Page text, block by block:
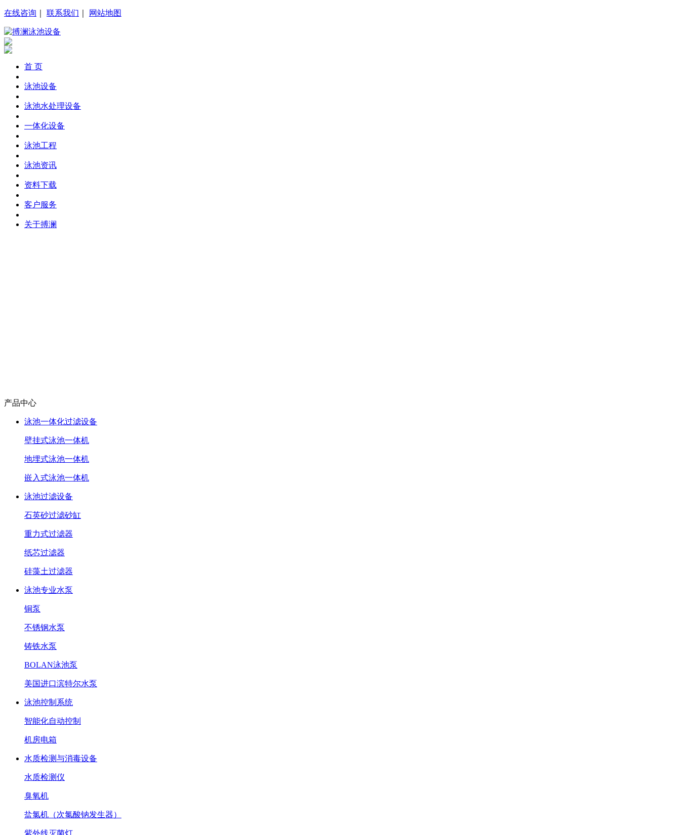
在线咨询 联系我们 网站地图
首 页
泳池设备
泳池水处理设备
一体化设备
泳池工程
泳池资讯
资料下载
客户服务
关于搏澜
产品中心
泳池一体化过滤设备
壁挂式泳池一体机
地埋式泳池一体机
嵌入式泳池一体机
泳池过滤设备
石英砂过滤砂缸
重力式过滤器
纸芯过滤器
硅藻土过滤器
泳池专业水泵
铜泵
不锈钢水泵
铸铁水泵
BOLAN泳池泵
美国进口滨特尔水泵
泳池控制系统
智能化自动控制
机房电箱
水质检测与消毒设备
水质检测仪
臭氧机
盐氯机（次氯酸钠发生器）
紫外线灭菌灯